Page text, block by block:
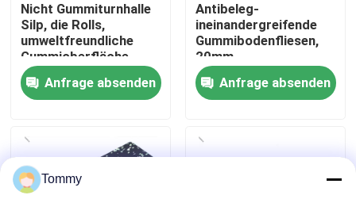
Kontakt
Nachrichten
Fälle
Angebot anfordern
Nicht Gummiturnhalle
Silp, die Rolls,
umweltfreundliche
Gummioberfläche
Epdm ausbreitet
Anfrage absenden
Antibeleg-
ineinandergreifende
Gummibodenfliesen,
20mm
Gummiturnhallen-
Bodenbelag mit hoher
Dichte
Anfrage absenden
Tommy